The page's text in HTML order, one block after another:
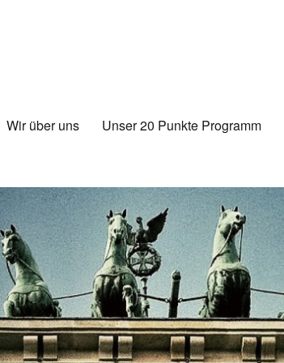
Wir über uns Unser 20 Punkte Programm